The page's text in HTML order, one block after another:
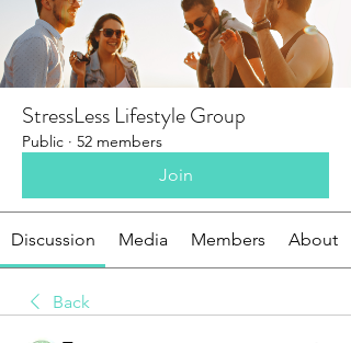
StressLess Lifestyle Group
Public · 52 members
Join
Discussion Media Members About
Back